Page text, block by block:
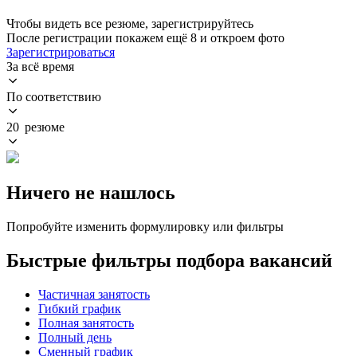
Чтобы видеть все резюме, зарегистрируйтесь
После регистрации покажем ещё 8 и откроем фото
Зарегистрироваться
За всё время
По соответствию
20 резюме
Ничего не нашлось
Попробуйте изменить формулировку или фильтры
Быстрые фильтры подбора вакансий
Частичная занятость
Гибкий график
Полная занятость
Полный день
Сменный график